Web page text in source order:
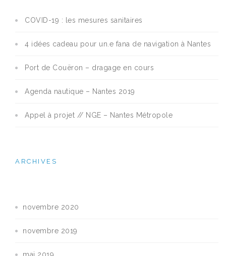
COVID-19 : les mesures sanitaires
4 idées cadeau pour un.e fana de navigation à Nantes
Port de Couëron – dragage en cours
Agenda nautique – Nantes 2019
Appel à projet // NGE – Nantes Métropole
ARCHIVES
novembre 2020
novembre 2019